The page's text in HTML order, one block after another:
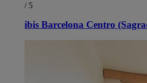
/ 5
ibis Barcelona Centro